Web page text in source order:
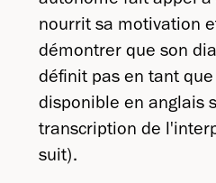
nourrit sa motivation
démontrer que son
définit pas en tant
disponible en anglais
transcription de
suit).